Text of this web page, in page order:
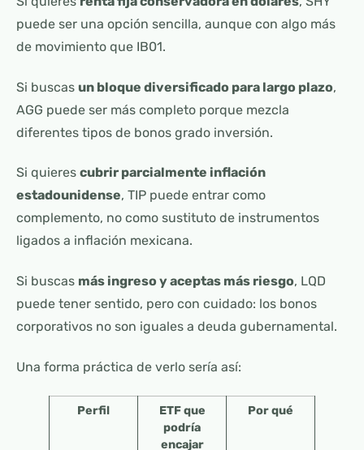
puede ser una opción sencilla, aunque con algo más
de movimiento que IB01.
Si buscas un bloque diversificado para largo plazo,
AGG puede ser más completo porque mezcla
diferentes tipos de bonos grado inversión.
Si quieres cubrir parcialmente inflación
estadounidense, TIP puede entrar como
complemento, no como sustituto de instrumentos
ligados a inflación mexicana.
Si buscas más ingreso y aceptas más riesgo, LQD
puede tener sentido, pero con cuidado: los bonos
corporativos no son iguales a deuda gubernamental.
Una forma práctica de verlo sería así:
Perfil
ETF que
podría
encajar
Por qué